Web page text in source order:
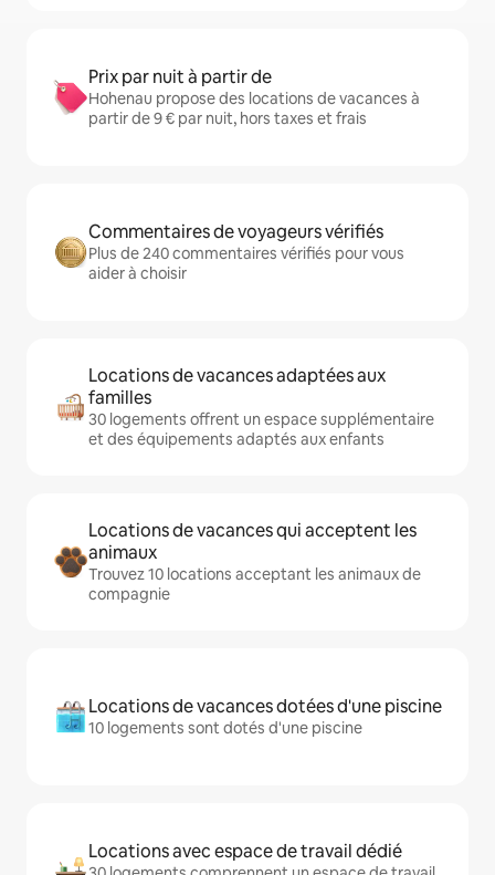
Prix par nuit à partir de
Hohenau propose des locations de vacances à
partir de 9 € par nuit, hors taxes et frais
Commentaires de voyageurs vérifiés
Plus de 240 commentaires vérifiés pour vous
aider à choisir
Locations de vacances adaptées aux
familles
30 logements offrent un espace supplémentaire
et des équipements adaptés aux enfants
Locations de vacances qui acceptent les
animaux
Trouvez 10 locations acceptant les animaux de
compagnie
Locations de vacances dotées d'une piscine
10 logements sont dotés d'une piscine
Locations avec espace de travail dédié